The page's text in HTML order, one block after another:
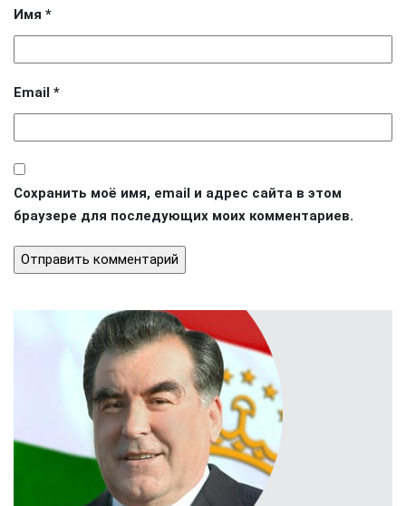
Имя *
Email *
Сохранить моё имя, email и адрес сайта в этом
браузере для последующих моих комментариев.